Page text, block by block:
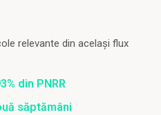
relevante din același flux
din PNRR
săptămâni